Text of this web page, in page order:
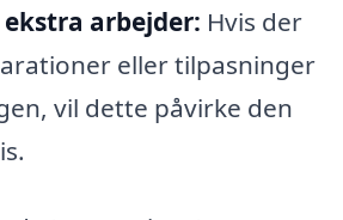
arbejder: Hvis der
eller tilpasninger
vil dette påvirke den